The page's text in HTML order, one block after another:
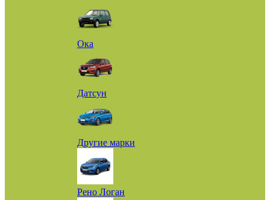
Ока
Датсун
Другие марки
Рено Логан